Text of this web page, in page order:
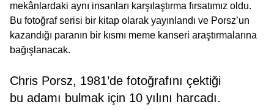
mekânlardaki aynı insanları karşılaştırma fırsatımız oldu.
Bu fotoğraf serisi bir kitap olarak yayınlandı ve Porsz’un
kazandığı paranın bir kısmı meme kanseri araştırmalarına
bağışlanacak.
Chris Porsz, 1981’de fotoğrafını çektiği
bu adamı bulmak için 10 yılını harcadı.